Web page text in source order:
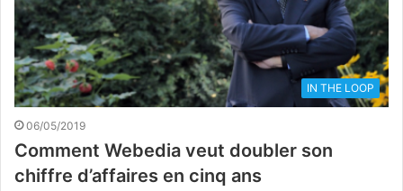
IN THE LOOP
06/05/2019
Comment Webedia veut doubler son
chiffre d’affaires en cinq ans